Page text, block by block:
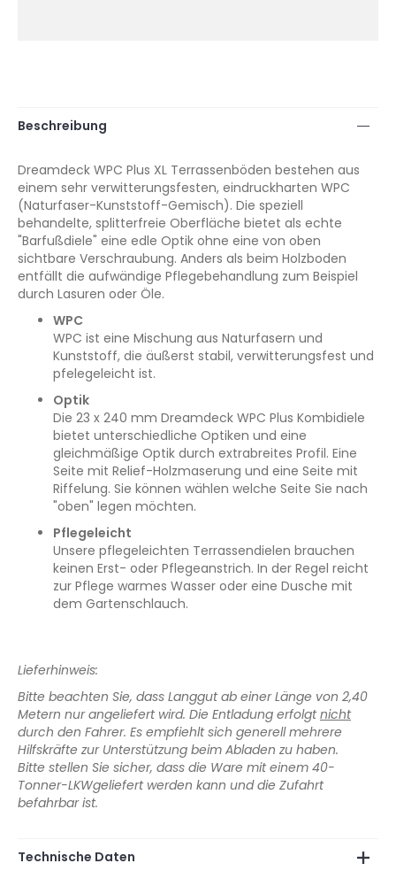
Beschreibung
Dreamdeck WPC Plus XL Terrassenböden bestehen aus
einem sehr verwitterungsfesten, eindruckharten WPC
(Naturfaser-Kunststoff-Gemisch). Die speziell
behandelte, splitterfreie Oberfläche bietet als echte
"Barfußdiele" eine edle Optik ohne eine von oben
sichtbare Verschraubung. Anders als beim Holzboden
entfällt die aufwändige Pflegebehandlung zum Beispiel
durch Lasuren oder Öle.
WPC
WPC ist eine Mischung aus Naturfasern und
Kunststoff, die äußerst stabil, verwitterungsfest und
pfelegeleicht ist.
Optik
Die 23 x 240 mm Dreamdeck WPC Plus Kombidiele
bietet unterschiedliche Optiken und eine
gleichmäßige Optik durch extrabreites Profil. Eine
Seite mit Relief-Holzmaserung und eine Seite mit
Riffelung. Sie können wählen welche Seite Sie nach
"oben" legen möchten.
Pflegeleicht
Unsere pflegeleichten Terrassendielen brauchen
keinen Erst- oder Pflegeanstrich. In der Regel reicht
zur Pflege warmes Wasser oder eine Dusche mit
dem Gartenschlauch.
Lieferhinweis:
Bitte beachten Sie, dass Langgut ab einer Länge von 2,40
Metern nur angeliefert wird. Die Entladung erfolgtnicht
durch den Fahrer. Es empfiehlt sich generell mehrere
Hilfskräfte zur Unterstützung beim Abladen zu haben.
Bitte stellen Sie sicher, dass die Ware mit einem 40-
Tonner-LKWgeliefert werden kann und die Zufahrt
befahrbar ist.
Technische Daten